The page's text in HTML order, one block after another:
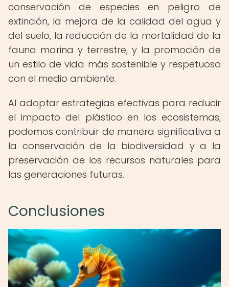
conservación de especies en peligro de
extinción, la mejora de la calidad del agua y
del suelo, la reducción de la mortalidad de la
fauna marina y terrestre, y la promoción de
un estilo de vida más sostenible y respetuoso
con el medio ambiente.
Al adoptar estrategias efectivas para reducir
el impacto del plástico en los ecosistemas,
podemos contribuir de manera significativa a
la conservación de la biodiversidad y a la
preservación de los recursos naturales para
las generaciones futuras.
Conclusiones